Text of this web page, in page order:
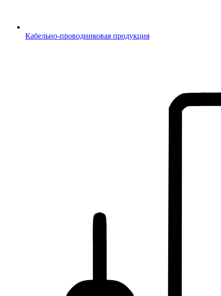
Кабельно-проводниковая продукция